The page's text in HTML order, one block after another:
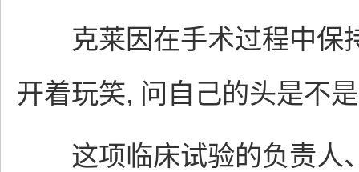
克莱因在手术过程中保
开着玩笑, 问自己的头是不
这项临床试验的负责人